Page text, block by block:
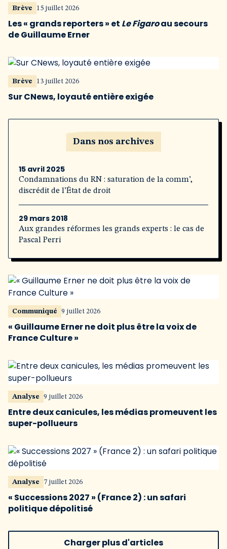
Brève 15 juillet 2026
Les « grands reporters » et Le Figaroau secours
de Guillaume Erner
Brève 13 juillet 2026
Sur CNews, loyauté entière exigée
Dans nos archives
15 avril 2025
Condamnations du RN : saturation de la comm’,
discrédit de l’État de droit
29 mars 2018
Aux grandes réformes les grands experts : le cas de
Pascal Perri
Communiqué 9 juillet 2026
« Guillaume Erner ne doit plus être la voix de
France Culture »
Analyse 9 juillet 2026
Entre deux canicules, les médias promeuvent les
super-pollueurs
Analyse 7 juillet 2026
« Successions 2027 » (France 2) : un safari
politique dépolitisé
Charger plus d'articles